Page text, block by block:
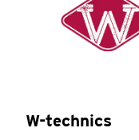
W-technics